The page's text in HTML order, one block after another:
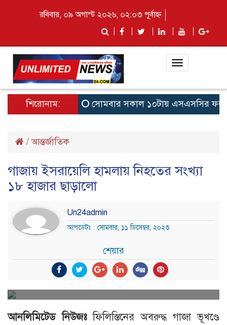
রবিবার, ০৯ অগাস্ট ২০২৬, ০২:০৩ পূর্বাহ্ন
Toggle
শিরোনাম: সোমবার সকাল ১০টায় এসএসসির ফল, জানা
/আন্তর্জাতিক
গাজায় ইসরায়েলি হামলায় নিহতের সংখ্যা
১৮ হাজার ছাড়ালো
Un24admin
আপডেটঃ : সোমবার, ১১ ডিসেম্বর, ২০২৩
শেয়ার
আনলিমিটেড নিউজঃফিলিস্তিনের অবরুদ্ধ গাজা ভূখণ্ডে